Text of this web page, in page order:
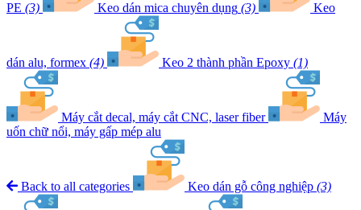
PE (3) Keo dán mica chuyên dụng (3) Keo
dán alu, formex (4) Keo 2 thành phần Epoxy (1)
Máy cắt decal, máy cắt CNC, laser fiber
Máy
uốn chữ nổi, máy gấp mép alu
Back to all categories Keo dán gỗ công nghiệp (3)